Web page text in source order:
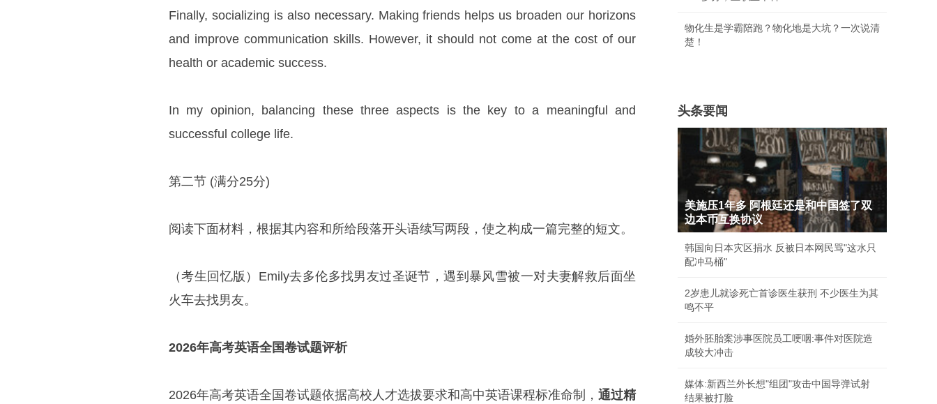
Finally, socializing is also necessary. Making friends helps us broaden our horizons
and improve communication skills. However, it should not come at the cost of our
health or academic success.
In my opinion, balancing these three aspects is the key to a meaningful and
successful college life.
第二节 (满分25分)
阅读下面材料，根据其内容和所给段落开头语续写两段，使之构成一篇完整的短文。
（考生回忆版）Emily去多伦多找男友过圣诞节，遇到暴风雪被一对夫妻解救后面坐
火车去找男友。
2026年高考英语全国卷试题评析
2026年高考英语全国卷试题依据高校人才选拔要求和高中英语课程标准命制， 通过精
物化生是学霸陪跑？物化地是大坑？一次说清
楚！
头条要闻
美施压1年多 阿根廷还是和中国签了双
边本币互换协议
韩国向日本灾区捐水 反被日本网民骂"这水只
配冲马桶"
2岁患儿就诊死亡首诊医生获刑 不少医生为其
鸣不平
婚外胚胎案涉事医院员工哽咽:事件对医院造
成较大冲击
媒体:新西兰外长想"组团"攻击中国导弹试射
结果被打脸